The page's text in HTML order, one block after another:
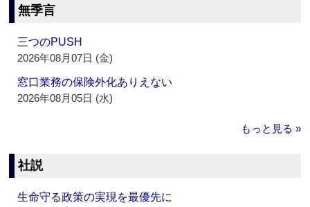
無季言
三つのPUSH
2026年08月07日 (金)
窓口業務の保険外化ありえない
2026年08月05日 (水)
もっと見る »
社説
生命守る政策の実現を最優先に